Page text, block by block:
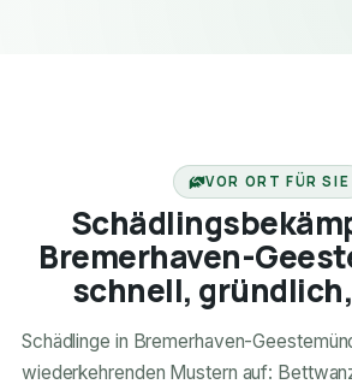
VOR ORT FÜR SIE
Bremerhaven-
schnell,
Schädlinge in Bremerhaven-
wiederkehrenden Mustern auf: